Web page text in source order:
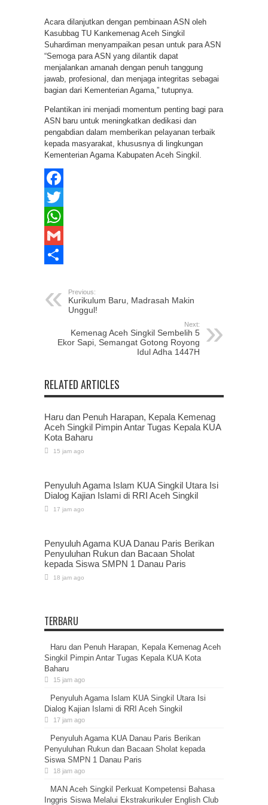
Acara dilanjutkan dengan pembinaan ASN oleh
Kasubbag TU Kankemenag Aceh Singkil
Suhardiman menyampaikan pesan untuk para ASN
“Semoga para ASN yang dilantik dapat
menjalankan amanah dengan penuh tanggung
jawab, profesional, dan menjaga integritas sebagai
bagian dari Kementerian Agama,” tutupnya.
Pelantikan ini menjadi momentum penting bagi para
ASN baru untuk meningkatkan dedikasi dan
pengabdian dalam memberikan pelayanan terbaik
kepada masyarakat, khususnya di lingkungan
Kementerian Agama Kabupaten Aceh Singkil.
Facebook
Twitter
WhatsApp
Gmail
Previous:
Kurikulum Baru, Madrasah Makin
Unggul!
Next:
Kemenag Aceh Singkil Sembelih 5
Ekor Sapi, Semangat Gotong Royong
Idul Adha 1447H
RELATED ARTICLES
Haru dan Penuh Harapan, Kepala Kemenag
Aceh Singkil Pimpin Antar Tugas Kepala KUA
Kota Baharu
15 jam ago
Penyuluh Agama Islam KUA Singkil Utara Isi
Dialog Kajian Islami di RRI Aceh Singkil
17 jam ago
Penyuluh Agama KUA Danau Paris Berikan
Penyuluhan Rukun dan Bacaan Sholat
kepada Siswa SMPN 1 Danau Paris
18 jam ago
TERBARU
Haru dan Penuh Harapan, Kepala Kemenag Aceh
Singkil Pimpin Antar Tugas Kepala KUA Kota
Baharu
15 jam ago
Penyuluh Agama Islam KUA Singkil Utara Isi
Dialog Kajian Islami di RRI Aceh Singkil
17 jam ago
Penyuluh Agama KUA Danau Paris Berikan
Penyuluhan Rukun dan Bacaan Sholat kepada
Siswa SMPN 1 Danau Paris
18 jam ago
MAN Aceh Singkil Perkuat Kompetensi Bahasa
Inggris Siswa Melalui Ekstrakurikuler English Club